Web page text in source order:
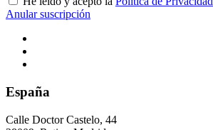
Anular suscripción
España
Calle Doctor Castelo, 44